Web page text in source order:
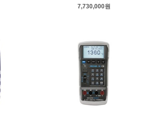
7,730,000원